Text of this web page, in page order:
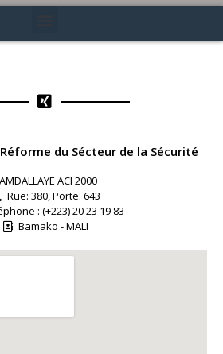
du Sécteur de la Sécurité
ACI 2000
Rue: 380, Porte: 643
: (+223) 20 23 19 83
Bamako - MALI